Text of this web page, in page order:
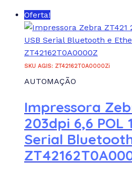
Oferta!
SKU AGIS: ZT42162T0A0000Zi
AUTOMAÇÃO
Impressora
203dpi 6,6 POL
Serial